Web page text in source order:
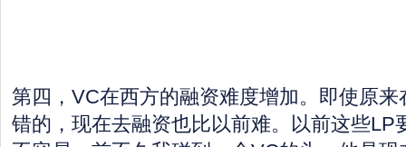
第四，VC在西方的融资难度增加。即使原
错的，现在去融资也比以前难。以前这些LP